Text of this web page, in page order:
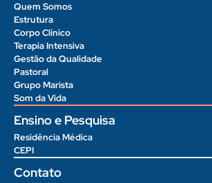
Quem Somos
Estrutura
Corpo Clínico
Terapia Intensiva
Gestão da Qualidade
Pastoral
Grupo Marista
Som da Vida
Ensino e Pesquisa
Residência Médica
CEPI
Contato